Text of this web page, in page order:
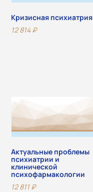
Кризисная психиатрия
12 814₽
Актуальные проблемы
психиатрии и
клинической
психофармакологии
12 811₽